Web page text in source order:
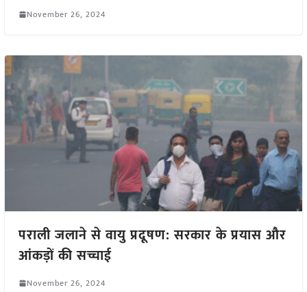
November 26, 2024
पराली जलाने से वायु प्रदूषण: सरकार के प्रयास और
आंकड़ों की सच्चाई
November 26, 2024